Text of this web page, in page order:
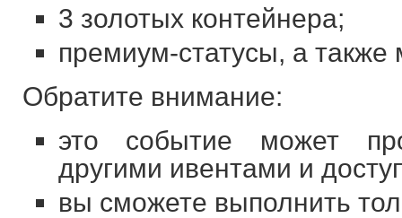
3 золотых контейнера;
премиум-статусы, а также
Обратите внимание:
это событие может
другими ивентами и
вы сможете выполнить